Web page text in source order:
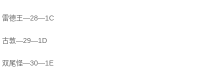
雷德王—28—1C
古敦—29—1D
双尾怪—30—1E